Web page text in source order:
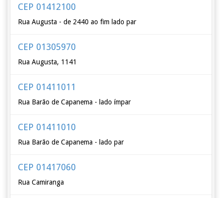
CEP 01412100
Rua Augusta - de 2440 ao fim lado par
CEP 01305970
Rua Augusta, 1141
CEP 01411011
Rua Barão de Capanema - lado ímpar
CEP 01411010
Rua Barão de Capanema - lado par
CEP 01417060
Rua Camiranga